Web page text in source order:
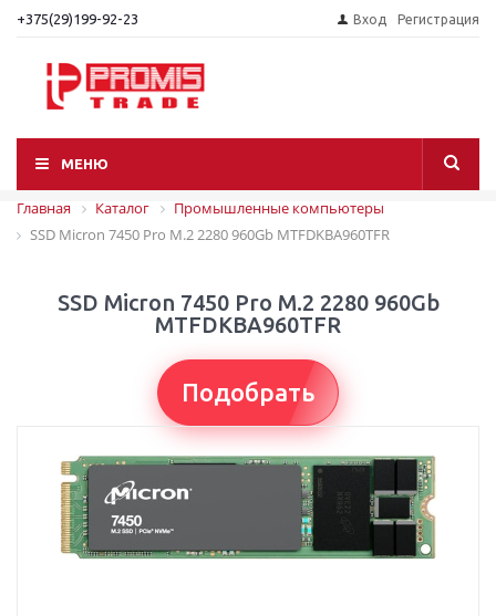
+375(29)199-92-23 Вход Регистрация
МЕНЮ
Главная Каталог
Промышленные компьютеры
SSD Micron 7450 Pro M.2 2280 960Gb MTFDKBA960TFR
SSD Micron 7450 Pro M.2 2280 960Gb
MTFDKBA960TFR
Подобрать